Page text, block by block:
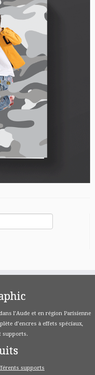
l’Aude et en région Parisienne
d’encres à effets spéciaux,
supports.
supports